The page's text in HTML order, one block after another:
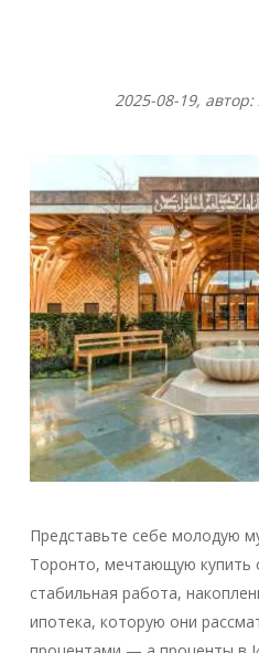
2025-08-19,
Представьте себе молодую
Торонто, мечтающую купить
стабильная работа,
ипотека, которую они